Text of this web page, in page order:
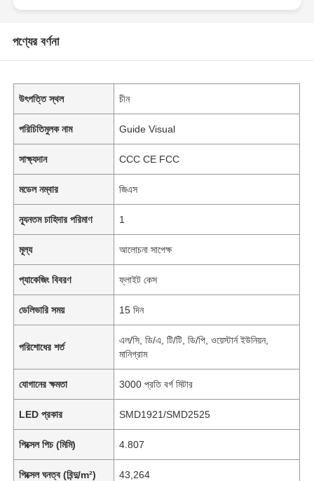
পণ্যের বর্ণনা
উৎপত্তি স্থল চীন
পরিচিতিমুলক নাম Guide Visual
সাক্ষ্যদান CCC CE FCC
মডেল নম্বার জিএস
ন্যূনতম চাহিদার পরিমাণ 1
মূল্য আলোচনা সাপেক্ষ
প্যাকেজিং বিবরণ ফ্লাইট কেস
ডেলিভারি সময় 15 দিন
পরিশোধের শর্ত
এল/সি, ডি/এ, টি/টি, ডি/পি, ওয়েস্টার্ন ইউনিয়ন,
মানিগ্রাম
যোগানের ক্ষমতা 3000 প্রতি বর্গ মিটার
LED প্রকার SMD1921/SMD2525
পিক্সেল পিচ (মিমি) 4.807
পিক্সেল ঘনত্ব (বিন্দু/m²) 43,264